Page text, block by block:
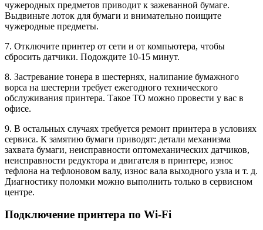
чужеродных предметов приводит к зажеванной бумаге.
Выдвиньте лоток для бумаги и внимательно поищите
чужеродные предметы.
7. Отключите принтер от сети и от компьютера, чтобы
сбросить датчики. Подождите 10-15 минут.
8. Застревание тонера в шестернях, налипание бумажного
ворса на шестерни требует ежегодного технического
обслуживания принтера. Такое ТО можно провести у вас в
офисе.
9. В остальных случаях требуется ремонт принтера в условиях
сервиса. К замятию бумаги приводят: детали механизма
захвата бумаги, неисправности оптомеханических датчиков,
неисправности редуктора и двигателя в принтере, износ
тефлона на тефлоновом валу, износ вала выходного узла и т. д.
Диагностику поломки можно выполнить только в сервисном
центре.
Подключение принтера по Wi-Fi